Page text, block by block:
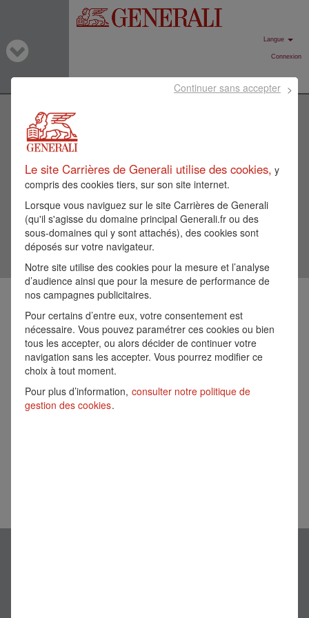
Langue
Connexion
Rechercher par mot-clé
Rechercher par lieu
Afficher plus d’options
Sélectionnez la fréquence (en jours) de
réception d’une alerte :
Créer une alerte
Désolé, ce poste est déjà pourvu.
Le site Carrières de Generali utilise des cookies, y
compris des cookies tiers, sur son site internet.
Lorsque vous naviguez sur le site Carrières de Generali
(qu'il s'agisse du domaine principal Generali.fr ou des
sous-domaines qui y sont attachés), des cookies sont
déposés sur votre navigateur.
Notre site utilise des cookies pour la mesure et l’analyse
d’audience ainsi que pour la mesure de performance de
nos campagnes publicitaires.
Pour certains d’entre eux, votre consentement est
nécessaire. Vous pouvez paramétrer ces cookies ou bien
tous les accepter, ou alors décider de continuer votre
navigation sans les accepter. Vous pourrez modifier ce
choix à tout moment.
Pour plus d’information, consulter notre politique de
gestion des cookies.
Continuer sans accepter